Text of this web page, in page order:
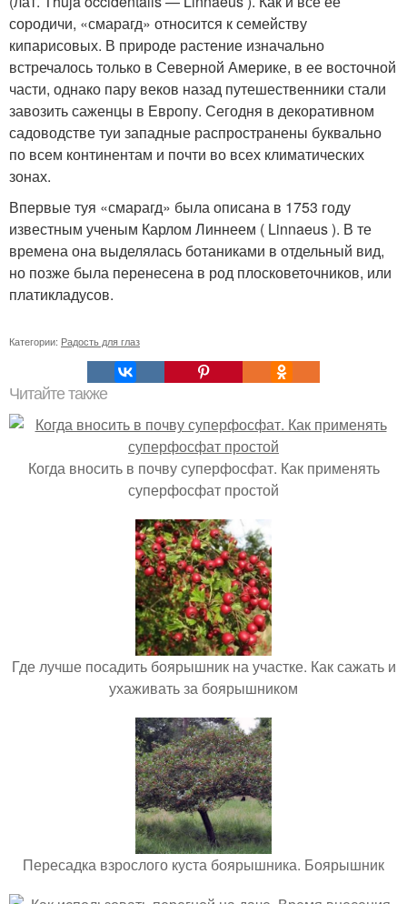
сородичи, «смарагд» относится к семейству
кипарисовых. В природе растение изначально
встречалось только в Северной Америке, в ее восточной
части, однако пару веков назад путешественники стали
завозить саженцы в Европу. Сегодня в декоративном
садоводстве туи западные распространены буквально
по всем континентам и почти во всех климатических
зонах.
Впервые туя «смарагд» была описана в 1753 году
известным ученым Карлом Линнеем ( Linnaeus ). В те
времена она выделялась ботаниками в отдельный вид,
но позже была перенесена в род плосковеточников, или
платикладусов.
Категории: Радость для глаз
Читайте также
Когда вносить в почву суперфосфат. Как применять
суперфосфат простой
Где лучше посадить боярышник на участке. Как сажать и
ухаживать за боярышником
Пересадка взрослого куста боярышника. Боярышник